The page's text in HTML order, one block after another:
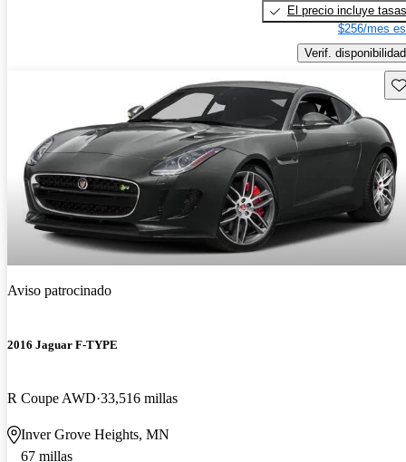
El precio incluye tasas
$256/mes
Verif. disponibilidad
Aviso patrocinado
2016 Jaguar F-TYPE
R Coupe AWD 33,516 millas
Inver Grove Heights, MN
67 millas